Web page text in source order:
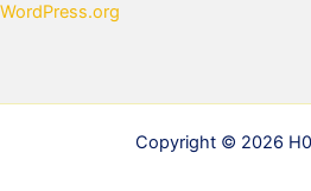
WordPress.org
Copyright © 2026